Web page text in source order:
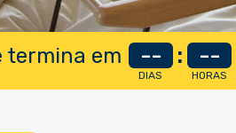
termina em --
DIAS
: --
HORAS